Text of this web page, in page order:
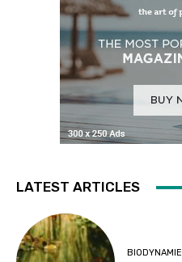
LATEST ARTICLES
BIODYNAMIE